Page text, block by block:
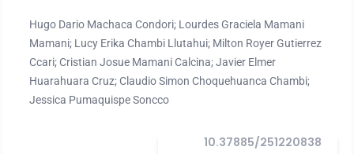
Hugo Dario Machaca Condori; Lourdes Graciela Mamani
Mamani; Lucy Erika Chambi Llutahui; Milton Royer Gutierrez
Ccari; Cristian Josue Mamani Calcina; Javier Elmer
Huarahuara Cruz; Claudio Simon Choquehuanca Chambi;
Jessica Pumaquispe Soncco
10.37885/251220838